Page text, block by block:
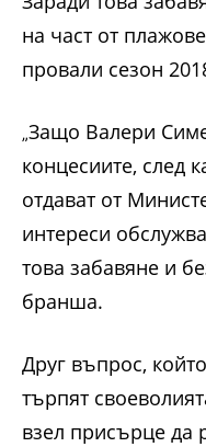
на част от
провали сезон
„Защо Валери
концесиите, след
отдават от
интереси
това забавяне и
бранша.
Друг въпрос,
търпят
взел присърце да